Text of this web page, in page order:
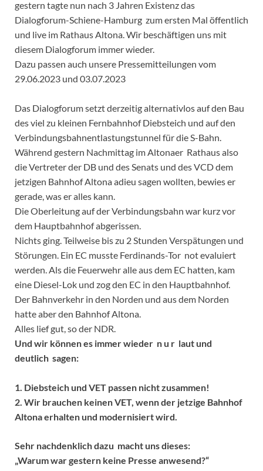
gestern tagte nun nach 3 Jahren Existenz das
Dialogforum-Schiene-Hamburg zum ersten Mal öffentlich
und live im Rathaus Altona. Wir beschäftigen uns mit
diesem Dialogforum immer wieder.
Dazu passen auch unsere Pressemitteilungen vom
29.06.2023 und 03.07.2023
Das Dialogforum setzt derzeitig alternativlos auf den Bau
des viel zu kleinen Fernbahnhof Diebsteich und auf den
Verbindungsbahnentlastungstunnel für die S-Bahn.
Während gestern Nachmittag im Altonaer Rathaus also
die Vertreter der DB und des Senats und des VCD dem
jetzigen Bahnhof Altona adieu sagen wollten, bewies er
gerade, was er alles kann.
Die Oberleitung auf der Verbindungsbahn war kurz vor
dem Hauptbahnhof abgerissen.
Nichts ging. Teilweise bis zu 2 Stunden Verspätungen und
Störungen. Ein EC musste Ferdinands-Tor not evaluiert
werden. Als die Feuerwehr alle aus dem EC hatten, kam
eine Diesel-Lok und zog den EC in den Hauptbahnhof.
Der Bahnverkehr in den Norden und aus dem Norden
hatte aber den Bahnhof Altona.
Alles lief gut, so der NDR.
Und wir können es immer wieder n u r laut und
deutlich sagen:
1. Diebsteich und VET passen nicht zusammen!
2. Wir brauchen keinen VET, wenn der jetzige Bahnhof
Altona erhalten und modernisiert wird.
Sehr nachdenklich dazu macht uns dieses:
„Warum war gestern keine Presse anwesend?“